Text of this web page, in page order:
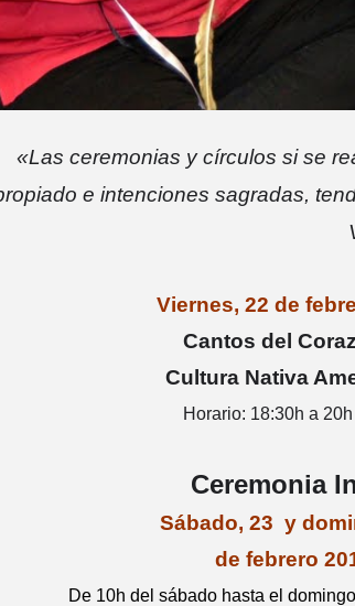
«Las ceremonias y círculos si se
e intenciones sagradas,
Vernon
Viernes, 22 de
Cantos del
Cultura Nativa
Horario: 18:30h a
Ceremonia
Sábado, 23 y
de febrero
De 10h del sábado hasta el